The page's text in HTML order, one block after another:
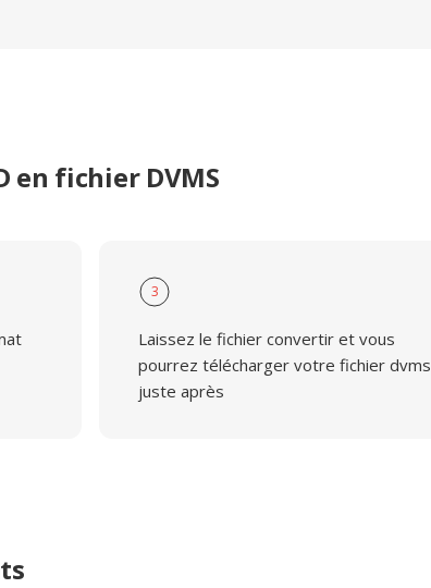
en fichier DVMS
3
Laissez le fichier convertir et vous
pourrez télécharger votre fichier dvms
juste après